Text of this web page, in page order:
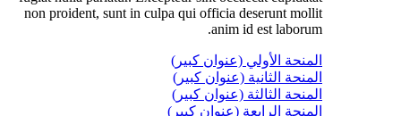
non proident, sunt in culpa qui officia deserunt mollit
anim id est laborum.
المنحة الأولي (عنوان كبير)
المنحة الثانية (عنوان كبير)
المنحة الثالثة (عنوان كبير)
المنحة الرابعة (عنوان كبير)